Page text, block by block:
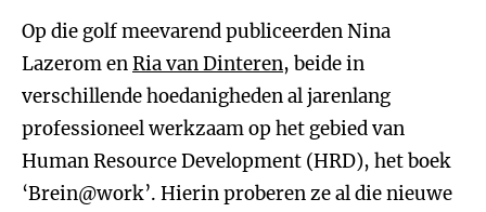
Op die golf meevarend publiceerden Nina
Lazerom enRia van Dinteren, beide in
verschillende hoedanigheden al jarenlang
professioneel werkzaam op het gebied van
Human Resource Development (HRD), het boek
‘Brein@work’. Hierin proberen ze al die nieuwe